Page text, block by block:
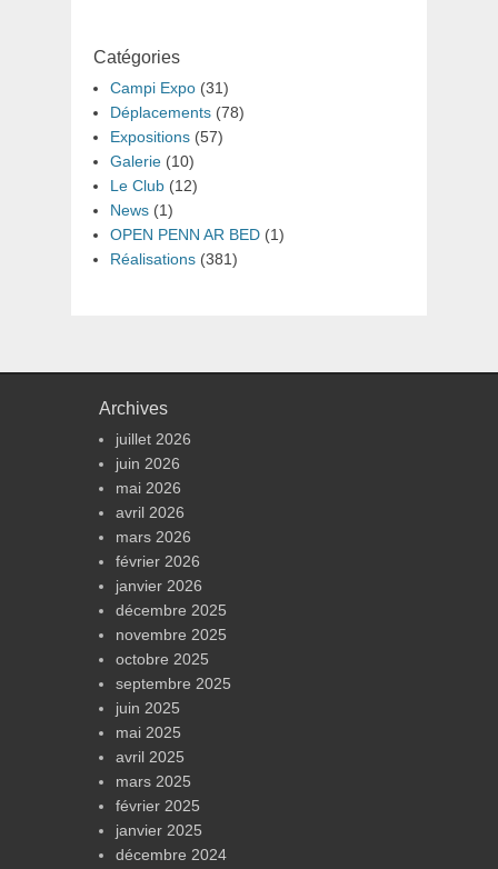
Catégories
Campi Expo (31)
Déplacements (78)
Expositions (57)
Galerie (10)
Le Club (12)
News (1)
OPEN PENN AR BED (1)
Réalisations (381)
Archives
juillet 2026
juin 2026
mai 2026
avril 2026
mars 2026
février 2026
janvier 2026
décembre 2025
novembre 2025
octobre 2025
septembre 2025
juin 2025
mai 2025
avril 2025
mars 2025
février 2025
janvier 2025
décembre 2024